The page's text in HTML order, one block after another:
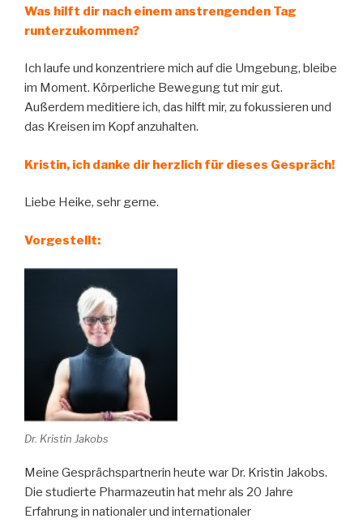
Was hilft dir nach einem anstrengenden Tag
runterzukommen?
Ich laufe und konzentriere mich auf die Umgebung, bleibe
im Moment. Körperliche Bewegung tut mir gut.
Außerdem meditiere ich, das hilft mir, zu fokussieren und
das Kreisen im Kopf anzuhalten.
Kristin, ich danke dir herzlich für dieses Gespräch!
Liebe Heike, sehr gerne.
Vorgestellt:
Dr. Kristin Jakobs
Meine Gesprächspartnerin heute war Dr. Kristin Jakobs.
Die studierte Pharmazeutin hat mehr als 20 Jahre
Erfahrung in nationaler und internationaler